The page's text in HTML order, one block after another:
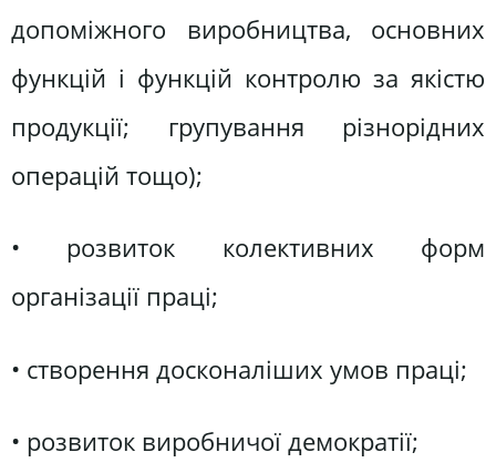
допоміжного виробництва, основних
функцій і функцій контролю за якістю
продукції; групування різнорідних
операцій тощо);
• розвиток колективних форм
організації праці;
• створення досконаліших умов праці;
• розвиток виробничої демократії;